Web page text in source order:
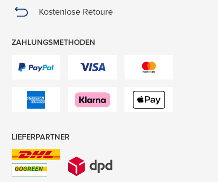
Kostenlose Retoure
ZAHLUNGSMETHODEN
LIEFERPARTNER